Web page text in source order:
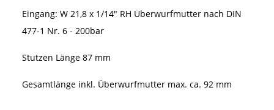
Eingang: W 21,8 x 1/14" RH Überwurfmutter nach DIN
477-1 Nr. 6 - 200bar
Stutzen Länge 87 mm
Gesamtlänge inkl. Überwurfmutter max. ca. 92 mm